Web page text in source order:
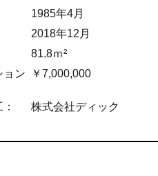
1985年4月
2018年12月
81.8ｍ²
ョン
￥7,000,000
株式会社ディック